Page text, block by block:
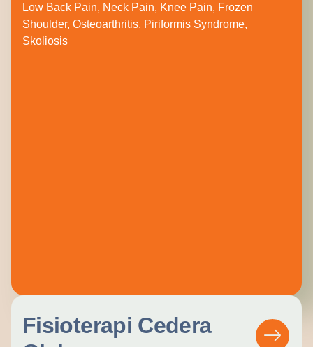
Low Back Pain, Neck Pain, Knee Pain, Frozen
Shoulder, Osteoarthritis, Piriformis Syndrome,
Skoliosis
Fisioterapi Cedera